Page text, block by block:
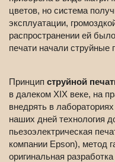
цветов, но система
эксплуатации,
распространении ей
печати начали струйные
Принцип струйной
в далеком XIX веке, на
внедрять в
наших дней технология
пьезоэлектрическая
компании Epson), метод
оригинальная